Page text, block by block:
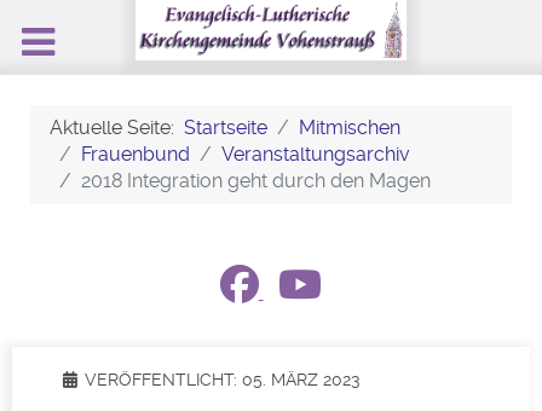
Aktuelle Seite: Startseite
Mitmischen
Frauenbund
Veranstaltungsarchiv
2018 Integration geht durch den Magen
VERÖFFENTLICHT: 05. MÄRZ 2023